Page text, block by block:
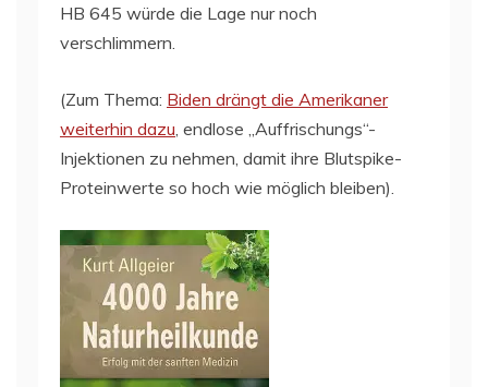
HB 645 würde die Lage nur noch
verschlimmern.
(Zum Thema: Biden drängt die Amerikaner
weiterhin dazu, endlose „Auffrischungs“-
Injektionen zu nehmen, damit ihre Blutspike-
Proteinwerte so hoch wie möglich bleiben).